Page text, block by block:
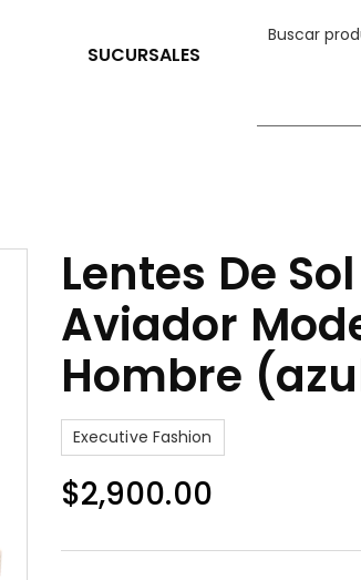
SUCURSALES
Lentes De
Aviador
Hombre
Executive Fashion
$2,900.00